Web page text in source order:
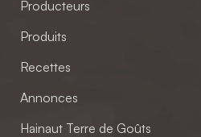
Producteurs
Produits
Recettes
Annonces
Hainaut Terre de Goûts